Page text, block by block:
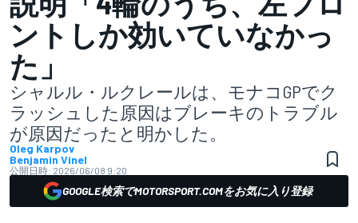
ントしか効いていなかっ
た」
シャルル・ルクレールは、モナコGPでク
ラッシュした原因はブレーキのトラブル
が原因だったと明かした。
Oleg Karpov
Benjamin Vinel
公開日時: 2026/06/08 9:20
GOOGLE検索でMOTORSPORT.COMをお気に入り登録